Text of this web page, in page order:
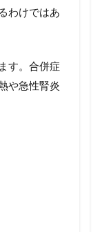
わけではあ
す。合併症
や急性腎炎